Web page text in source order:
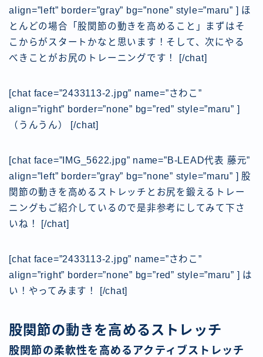
align=”left” border=”gray” bg=”none” style=”maru” ] ほ
とんどの場合「股関節の動きを高めること」まずはそ
こからがスタートかなと思います！そして、次にやる
べきことがお尻のトレーニングです！
[/chat]
[chat face=”2433113-2.jpg” name=”さわこ”
align=”right” border=”none” bg=”red” style=”maru” ]
（うんうん）
[/chat]
[chat face=”IMG_5622.jpg” name=”B-LEAD代表 藤元”
align=”left” border=”gray” bg=”none” style=”maru” ] 股
関節の動きを高めるストレッチとお尻を鍛えるトレー
ニングもご紹介しているので是非参考にしてみて下さ
いね！
[/chat]
[chat face=”2433113-2.jpg” name=”さわこ”
align=”right” border=”none” bg=”red” style=”maru” ] は
い！やってみます！
[/chat]
股関節の動きを高めるストレッチ
股関節の柔軟性を高めるアクティブストレッチ